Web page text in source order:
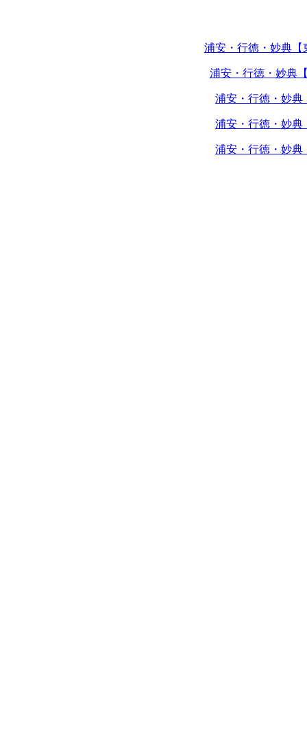
浦安・行徳・妙典【
浦安・行徳・妙典
浦安・行徳・妙典
浦安・行徳・妙典
浦安・行徳・妙典